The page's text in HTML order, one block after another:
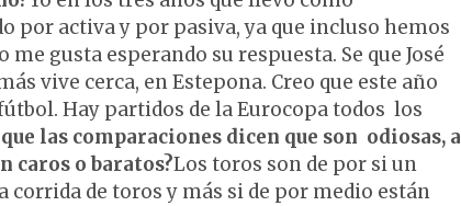
por activa y por pasiva, ya que incluso hemos
gusta esperando su respuesta. Se que José
vive cerca, en Estepona. Creo que este año
Hay partidos de la Eurocopa todos los
las comparaciones dicen que son odiosas, a
caros o baratos?Los toros son de por si un
de toros y más si de por medio están